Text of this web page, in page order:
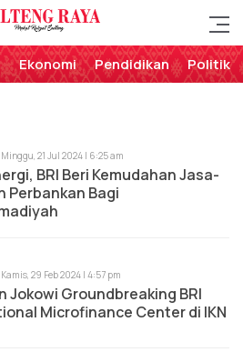
Sulteng Raya
Rakyat Sulteng
Ekonomi Pendidikan Politik
Minggu, 21 Jul 2024 | 6:25 am
BRI Beri Kemudahan Jasa-
Perbankan Bagi
Kamis, 29 Feb 2024 | 4:57 pm
Jokowi Groundbreaking BRI
Microfinance Center di IKN